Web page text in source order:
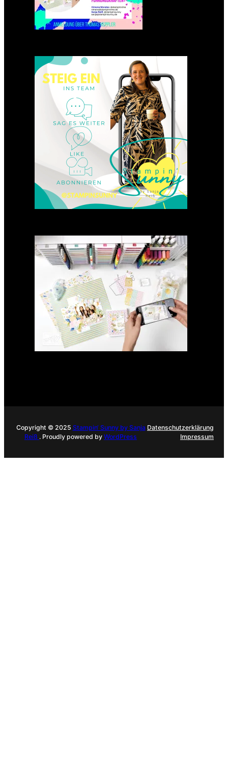
Einsteigen 2025 im Team
Stampin‘ Sunny
23. Januar 2025
GANZ NEU: Scrapbooking
Club 2025
21. Januar 2025
Copyright © 2025 Stampin‘ Sunny by Sanja
Reiß . Proudly powered by WordPress
Datenschutzerklärung
Impressum